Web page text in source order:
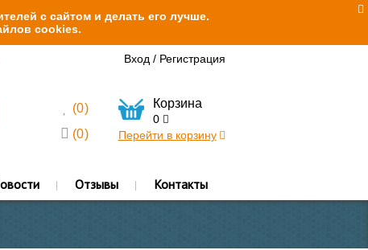
с сайтом и делать его лучше.
cookies.
Вход / Регистрация
(0)
(0)
Корзина
0
Перейти в корзину
Отзывы Контакты